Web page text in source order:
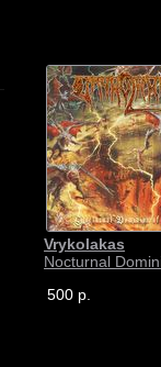
Vrykolakas
Nocturnal
500 р.